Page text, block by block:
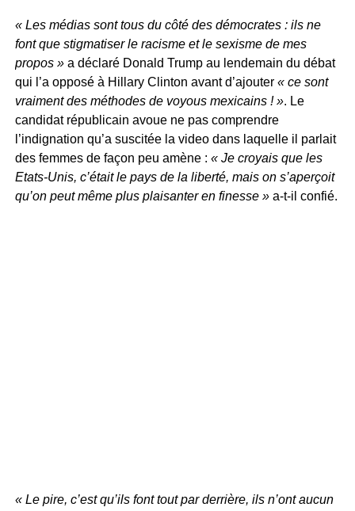
« Les médias sont tous du côté des démocrates : ils ne
font que stigmatiser le racisme et le sexisme de mes
propos »a déclaré Donald Trump au lendemain du débat
qui l’a opposé à Hillary Clinton avant d’ajouter « ce sont
vraiment des méthodes de voyous mexicains ! ». Le
candidat républicain avoue ne pas comprendre
l’indignation qu’a suscitée la video dans laquelle il parlait
des femmes de façon peu amène : « Je croyais que les
Etats-Unis, c’était le pays de la liberté, mais on s’aperçoit
qu’on peut même plus plaisanter en finesse »a-t-il confié.
« Le pire, c’est qu’ils font tout par derrière, ils n’ont aucun